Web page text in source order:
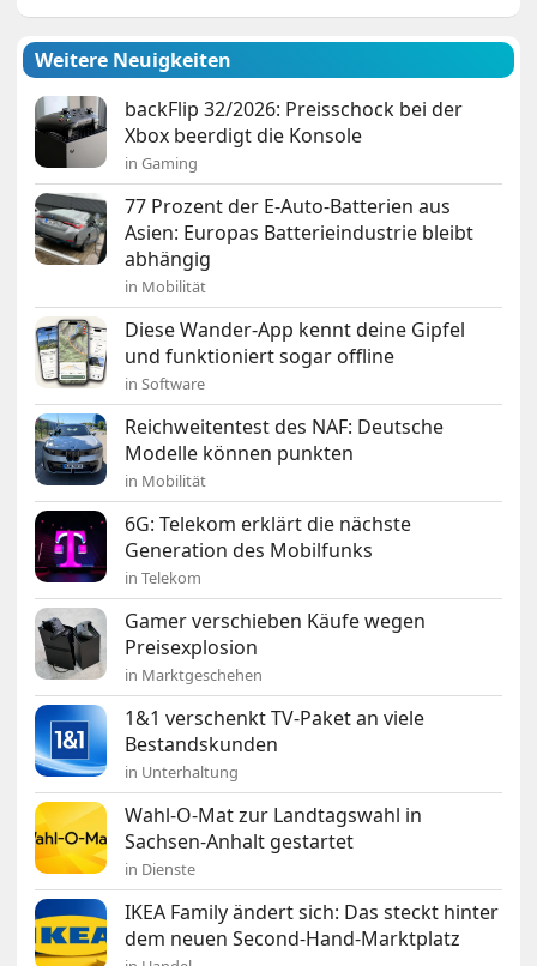
Weitere Neuigkeiten
backFlip 32/2026: Preisschock bei der
Xbox beerdigt die Konsole
in Gaming
77 Prozent der E-Auto-Batterien aus
Asien: Europas Batterieindustrie bleibt
abhängig
in Mobilität
Diese Wander-App kennt deine Gipfel
und funktioniert sogar offline
in Software
Reichweitentest des NAF: Deutsche
Modelle können punkten
in Mobilität
6G: Telekom erklärt die nächste
Generation des Mobilfunks
in Telekom
Gamer verschieben Käufe wegen
Preisexplosion
in Marktgeschehen
1&1 verschenkt TV-Paket an viele
Bestandskunden
in Unterhaltung
Wahl-O-Mat zur Landtagswahl in
Sachsen-Anhalt gestartet
in Dienste
IKEA Family ändert sich: Das steckt hinter
dem neuen Second-Hand-Marktplatz